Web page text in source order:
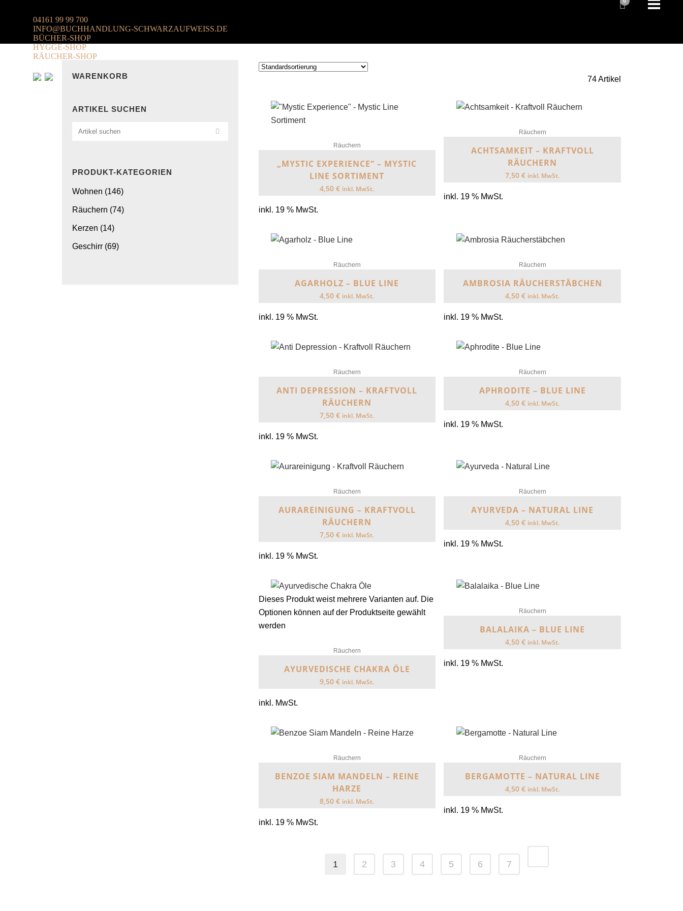
04161 99 99 700
INFO@BUCHHANDLUNG-SCHWARZAUFWEISS.DE
BÜCHER-SHOP
HYGGE-SHOP
RÄUCHER-SHOP
WARENKORB
ARTIKEL SUCHEN
PRODUKT-KATEGORIEN
Wohnen (146)
Räuchern (74)
Kerzen (14)
Geschirr (69)
74 Artikel
Räuchern
„MYSTIC EXPERIENCE“ – MYSTIC
LINE SORTIMENT
4,50€ inkl. MwSt.
inkl. 19 % MwSt.
Räuchern
ACHTSAMKEIT – KRAFTVOLL
RÄUCHERN
7,50 € inkl. MwSt.
inkl. 19 % MwSt.
Räuchern
AGARHOLZ – BLUE LINE
4,50€ inkl. MwSt.
inkl. 19 % MwSt.
Räuchern
AMBROSIA RÄUCHERSTÄBCHEN
4,50 € inkl. MwSt.
inkl. 19 % MwSt.
Räuchern
ANTI DEPRESSION – KRAFTVOLL
RÄUCHERN
7,50€ inkl. MwSt.
inkl. 19 % MwSt.
Räuchern
APHRODITE – BLUE LINE
4,50 € inkl. MwSt.
inkl. 19 % MwSt.
Räuchern
AURAREINIGUNG – KRAFTVOLL
RÄUCHERN
7,50€ inkl. MwSt.
inkl. 19 % MwSt.
Räuchern
AYURVEDA – NATURAL LINE
4,50 € inkl. MwSt.
inkl. 19 % MwSt.
Dieses Produkt weist mehrere Varianten auf. Die
Optionen können auf der Produktseite gewählt
werden
Räuchern
AYURVEDISCHE CHAKRA ÖLE
9,50€ inkl. MwSt.
inkl. MwSt.
Räuchern
BALALAIKA – BLUE LINE
4,50 € inkl. MwSt.
inkl. 19 % MwSt.
Räuchern
BENZOE SIAM MANDELN – REINE
HARZE
8,50€ inkl. MwSt.
inkl. 19 % MwSt.
Räuchern
BERGAMOTTE – NATURAL LINE
4,50 € inkl. MwSt.
inkl. 19 % MwSt.
1 2 3 4 5 6 7